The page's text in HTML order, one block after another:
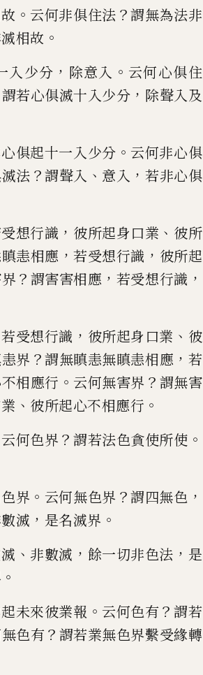
。 云何非俱住法 ？謂無為法非
相故 。
入少分 ， 除意入 。 云何心俱住
謂若心俱滅十入少分 ， 除聲入及
俱起十一入少分 。 云何非心俱
法 ？謂聲入 、 意入 ， 若非心俱
想行識 ， 彼所起身口業 、 彼所
恚相應 ，若受想行識 ， 彼所起
？ 謂害害相應 ， 若受想行識 ，
若受想行識 ， 彼所起身口業 、 彼
界 ？謂無瞋恚無瞋恚相應 ， 若
相應行 。 云何無害界 ？ 謂無害
、 彼所起心不相應行 。
云何色界 ？ 謂若法色貪使所使 。
界 。 云何無色界 ？謂四無色 ，
滅 ， 是名滅界 。
、 非數滅 ， 餘一切非色法 ， 是
。
未來彼業報 。 云何色有？ 謂若
色有？ 謂若業無色界繫受緣轉